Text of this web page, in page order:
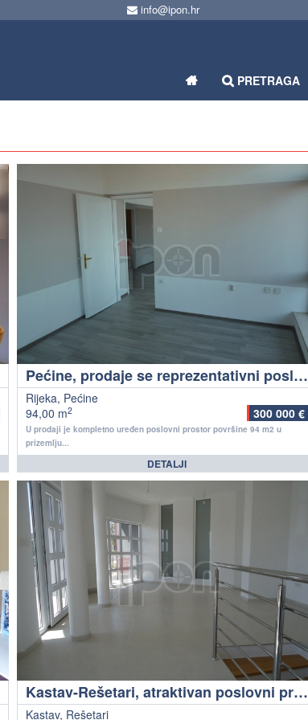
info@ipon.hr
PRETRAGA
Pećine, prodaje se reprezentativni poslovni prostor sa posebnim ulazom
Rijeka, Pećine
94,00 m2 300 000 €
U prodaji je kompletno uređen poslovni prostor površine 94 m2 u
prizemlju...
DETALJI
Kastav-Rešetari, atraktivan poslovni prostor na više nivoa sa ulazom za invalide !
Kastav, Rešetari